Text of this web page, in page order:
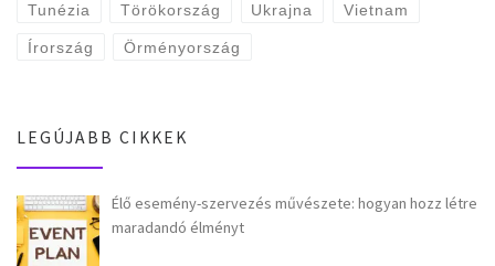
Tunézia Törökország Ukrajna Vietnam
Írország Örményország
LEGÚJABB CIKKEK
Élő esemény-szervezés művészete: hogyan hozz létre
maradandó élményt